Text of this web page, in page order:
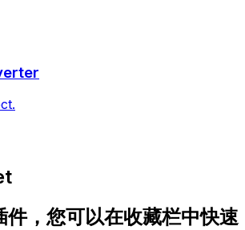
件，您可以在收藏栏中快速